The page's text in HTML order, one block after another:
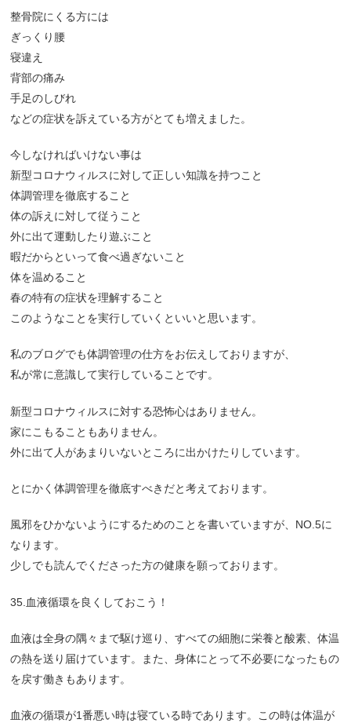
整骨院にくる方には
ぎっくり腰
寝違え
背部の痛み
手足のしびれ
などの症状を訴えている方がとても増えました。
今しなければいけない事は
新型コロナウィルスに対して正しい知識を持つこと
体調管理を徹底すること
体の訴えに対して従うこと
外に出て運動したり遊ぶこと
暇だからといって食べ過ぎないこと
体を温めること
春の特有の症状を理解すること
このようなことを実行していくといいと思います。
私のブログでも体調管理の仕方をお伝えしておりますが、
私が常に意識して実行していることです。
新型コロナウィルスに対する恐怖心はありません。
家にこもることもありません。
外に出て人があまりいないところに出かけたりしています。
とにかく体調管理を徹底すべきだと考えております。
風邪をひかないようにするためのことを書いていますが、NO.5に
なります。
少しでも読んでくださった方の健康を願っております。
35.血液循環を良くしておこう！
血液は全身の隅々まで駆け巡り、すべての細胞に栄養と酸素、体温
の熱を送り届けています。また、身体にとって不必要になったもの
を戻す働きもあります。
血液の循環が1番悪い時は寝ている時であります。この時は体温が